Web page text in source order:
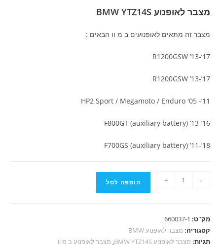
מצבר לאופנוע BMW YTZ14S
מצבר זה מתאים לאופנועים ב מ וו הבאים :
R1200GSW ’13-’17
R1200GSW ’13-’17
HP2 Sport / Megamoto / Enduro '05 -’11
F800GT (auxiliary battery) ’13-’16
F700GS (auxiliary battery) ’11-’18
של
YTZ14S
-
+ הוספה לסל
מק"ט: 660037-1
קטגוריה: מצבר לאופנוע BMW
תגיות: מצבר לאופנוע BMW YTZ14S , מצבר לאופנוע ב מ וו